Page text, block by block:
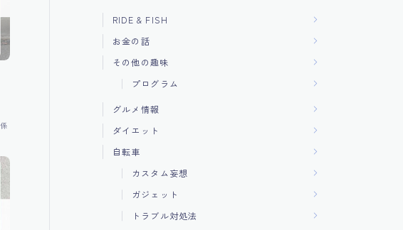
RIDE & FISH
お金の話
その他の趣味
プログラム
グルメ情報
ダイエット
自転車
カスタム妄想
ガジェット
トラブル対処法